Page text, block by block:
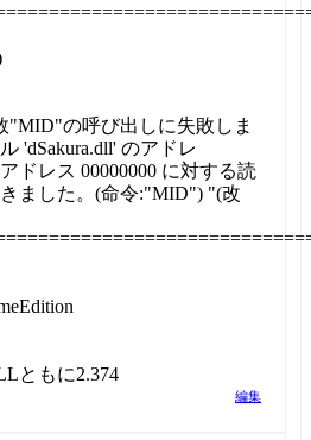
"MID"の呼び出しに失敗しま
'dSakura.dll' のアドレ
ドレス 00000000 に対する読
ました。(命令:"MID") "(改
ともに2.374
編集